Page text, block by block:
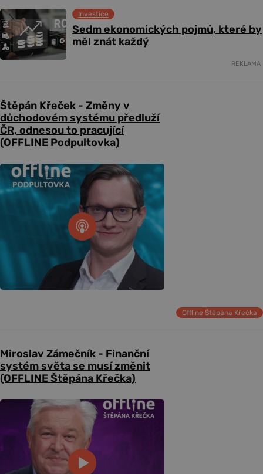
Sedm ekonomických pojmů, které by
měl znát každý
Investice
REKLAMA
Štěpán Křeček - Změny v
důchodovém systému předluží
ČR, odnesou to pracující
(OFFLINE Podpultovka)
Offline Štěpána Křečka
Miroslav Zámečník - Finanční
systém světa se musí změnit
(OFFLINE Štěpána Křečka)